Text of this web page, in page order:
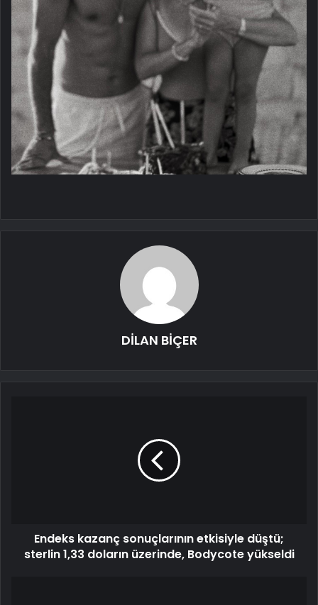
DİLAN BİÇER
Endeks kazanç sonuçlarının etkisiyle düştü;
sterlin 1,33 doların üzerinde, Bodycote yükseldi